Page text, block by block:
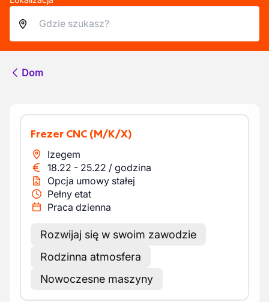
Dom
Frezer CNC (M/K/X)
Izegem
18.22 - 25.22 / godzina
Opcja umowy stałej
Pełny etat
Praca dzienna
Rozwijaj się w swoim zawodzie
Rodzinna atmosfera
Nowoczesne maszyny